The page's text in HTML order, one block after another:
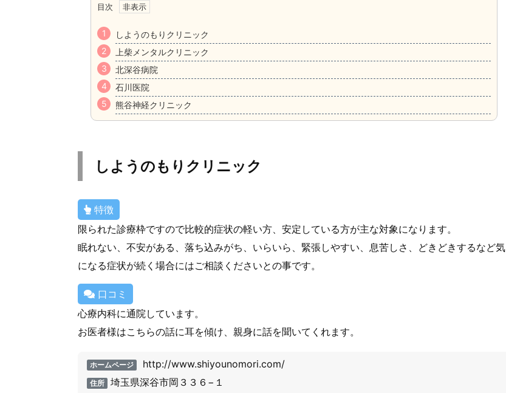
目次
しようのもりクリニック
上柴メンタルクリニック
北深谷病院
石川医院
熊谷神経クリニック
しようのもりクリニック
特徴
限られた診療枠ですので比較的症状の軽い方、安定している方が主な対象になります。
眠れない、不安がある、落ち込みがち、いらいら、緊張しやすい、息苦しさ、どきどきするなど気
になる症状が続く場合にはご相談くださいとの事です。
口コミ
心療内科に通院しています。
お医者様はこちらの話に耳を傾け、親身に話を聞いてくれます。
ホームページ http://www.shiyounomori.com/
住所 埼玉県深谷市岡３３６−１